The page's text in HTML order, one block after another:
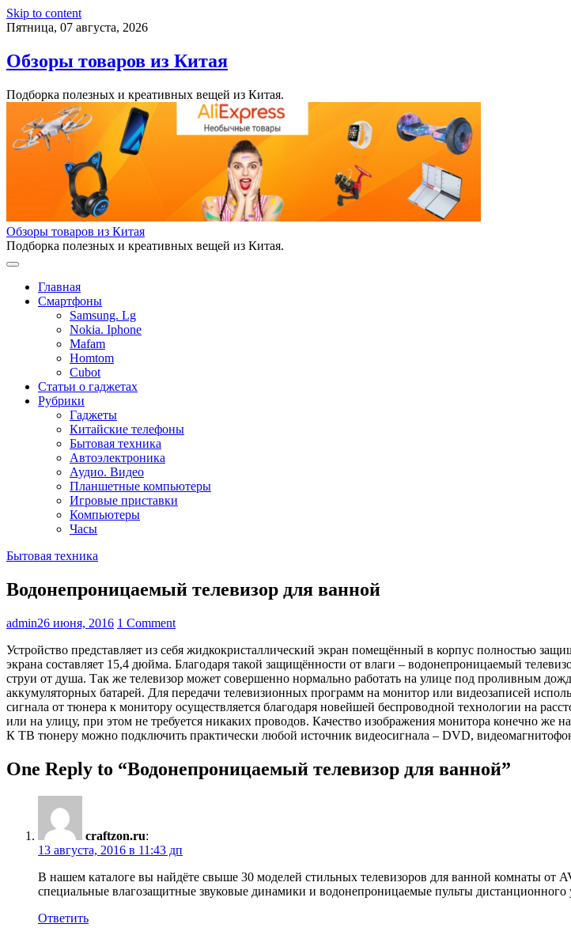
Skip to content
Пятница, 07 августа, 2026
Обзоры товаров из Китая
Подборка полезных и креативных вещей из Китая.
Обзоры товаров из Китая
Подборка полезных и креативных вещей из Китая.
Главная
Смартфоны
Samsung. Lg
Nokia. Iphone
Mafam
Homtom
Cubot
Статьи о гаджетах
Рубрики
Гаджеты
Китайские телефоны
Бытовая техника
Автоэлектроника
Аудио. Видео
Планшетные компьютеры
Игровые приставки
Компьютеры
Часы
Бытовая техника
Водонепроницаемый телевизор для ванной
admin26 июня, 2016 1 Comment
Устройство представляет из себя жидкокристаллический экран помещённый в корпус полностью
экрана составляет 15,4 дюйма. Благодаря такой защищённости от влаги – водонепроницаемый
струи от душа. Так же телевизор может совершенно нормально работать на улице под проливным
аккумуляторных батарей. Для передачи телевизионных программ на монитор или видеозаписей
сигнала от тюнера к монитору осуществляется благодаря новейшей беспроводной технологии на
или на улицу, при этом не требуется никаких проводов. Качество изображения монитора конечно же
К ТВ тюнеру можно подключить практически любой источник видеосигнала – DVD,
One Reply to “Водонепроницаемый телевизор для ванной”
craftzon.ru:
13 августа, 2016 в 11:43 дп
В нашем каталоге вы найдёте свыше 30 моделей стильных телевизоров для ванной комнаты от
специальные влагозащитные звуковые динамики и водонепроницаемые пульты дистанционного
Ответить